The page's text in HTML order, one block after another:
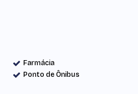
Farmácia
Ponto de Ônibus